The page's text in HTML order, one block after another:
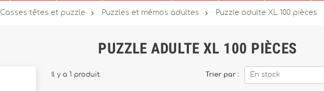
Casses têtes et puzzle  Puzzles et mémos adultes  Puzzle adulte XL 100 pièces
PUZZLE ADULTE XL 100 PIÈCES
Il y a 1 produit. Trier par : En stock